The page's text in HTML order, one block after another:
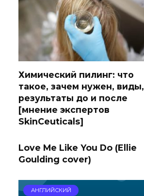
Химический пилинг: что
такое, зачем нужен, виды,
результаты до и после
[мнение экспертов
SkinCeuticals]
Love Me Like You Do (Ellie
Goulding cover)
АНГЛИЙСКИЙ